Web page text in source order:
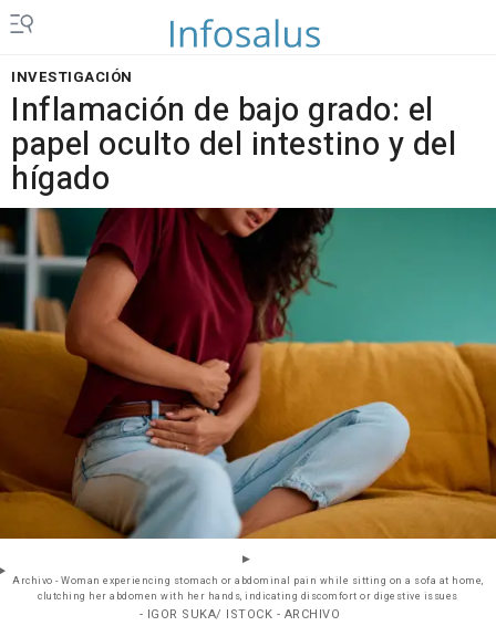
INVESTIGACIÓN
Inflamación de bajo grado: el
papel oculto del intestino y del
hígado
Archivo - Woman experiencing stomach or abdominal pain while sitting on a sofa at home,
clutching her abdomen with her hands, indicating discomfort or digestive issues
- IGOR SUKA/ ISTOCK - ARCHIVO